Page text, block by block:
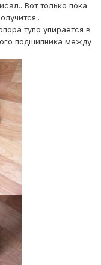
Вот только пока
тупо упирается в
подшипника между